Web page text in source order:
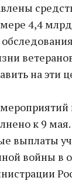
4,4
на эти
к 9 мая.
выплаты
войны в